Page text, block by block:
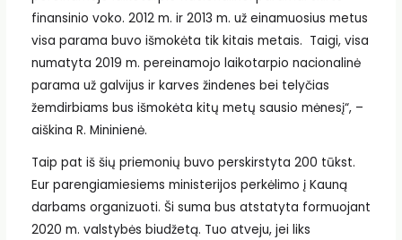
finansinio voko. 2012 m. ir 2013 m. už einamuosius metus
visa parama buvo išmokėta tik kitais metais. Taigi, visa
numatyta 2019 m. pereinamojo laikotarpio nacionalinė
parama už galvijus ir karves žindenes bei telyčias
žemdirbiams bus išmokėta kitų metų sausio mėnesį“, –
aiškina R. Mininienė.
Taip pat iš šių priemonių buvo perskirstyta 200 tūkst.
Eur parengiamiesiems ministerijos perkėlimo į Kauną
darbams organizuoti. Ši suma bus atstatyta formuojant
2020 m. valstybės biudžetą. Tuo atveju, jei liks